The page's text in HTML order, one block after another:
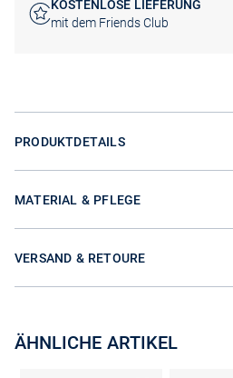
KOSTENLOSE LIEFERUNG
mit dem Friends Club
PRODUKTDETAILS
MATERIAL & PFLEGE
VERSAND & RETOURE
ÄHNLICHE ARTIKEL